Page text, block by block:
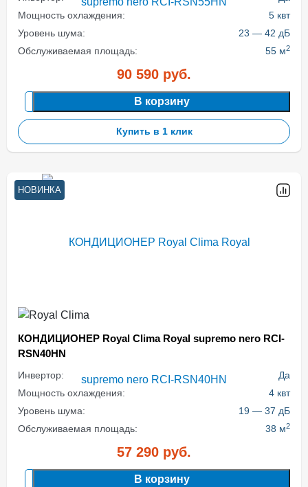
Мощность охлаждения:
5 квт
Уровень шума:
23 — 42 дБ
Обслуживаемая площадь:
55 м2
90 590 руб.
В корзину
Купить в 1 клик
НОВИНКА
КОНДИЦИОНЕР Royal Clima Royal supremo nero RCI-
RSN40HN
Инвертор:
Да
Мощность охлаждения:
4 квт
Уровень шума:
19 — 37 дБ
Обслуживаемая площадь:
38 м2
57 290 руб.
В корзину